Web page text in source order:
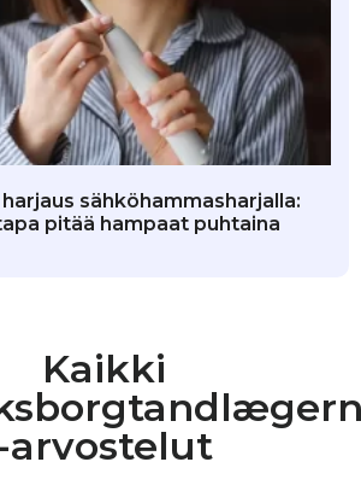
sähköhammasharjalla:
pitää hampaat puhtaina
Kaikki
arvostelut